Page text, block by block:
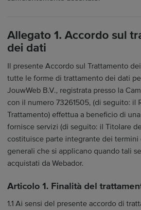
Allegato 1. Accordo sul
dei dati
Il presente Accordo sul Trattamento
tutte le forme di trattamento dei dati
JouwWeb B.V., registrata presso la
con il numero 73261505, (di seguito: il
Trattamento) effettua a beneficio di
fornisce servizi (di seguito: il Titolare
costituisce parte integrante dei
generali che si applicano quando tali
acquistati da Webador.
Articolo 1. Finalità del
1.1 Ai sensi del presente accordo di